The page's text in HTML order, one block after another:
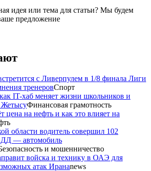
идея или тема для статьи? Мы будем
предложение
с Ливерпулем в 1/8 финала Лиги
тренеровСпорт
IT-хаб меняет жизни школьников и
ЖетысуФинансовая грамотность
цена на нефть и как это влияет на
области водитель совершил 102
— автомобиль
и мошенничество
войска и технику в ОАЭ для
атак Иранаnews